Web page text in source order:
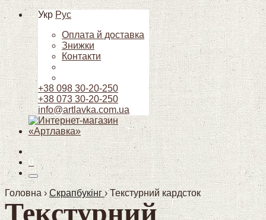
Укр Рус
Оплата й доставка
Знижки
Контакти
+38 098 30-20-250
+38 073 30-20-250
info@artlavka.com.ua
0
Головна ›Скрапбукінг›Текстурний кардсток
Текстурний